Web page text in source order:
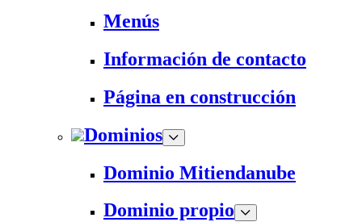
Menús
Información de contacto
Página en construcción
Dominios
Dominio Mitiendanube
Dominio propio